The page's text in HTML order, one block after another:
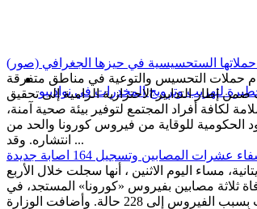
لتهريب وترويج المخدرات في نواذيبو
حملاتها الستحسيسية في حيزها الجغرافي (صور)
حملات التحسيس والتوعية في مناطق متفرقة
إطار التدابير الاحترازية الرامية إلى تحقيق
لكافة أفراد المجتمع لتوفير بيئة صحية آمنة،
الحكومية للوقاية من فيروس كورونا والحد من
انتشاره. وقد ...
مساء اليوم الاثنين ، أنها سجلت خلال الأربع
ثلاثة مصابين بفيروس «كورونا» المستجد، في
البلاد، مايرفع عدد الوفيات بسبب الفيروس إلى 228 حالة. وأضافت الوزارة